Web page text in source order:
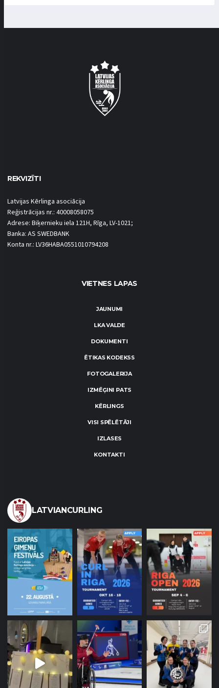
REKVIZĪTI
Latvijas Kērlinga asociācija
Reģistrācijas nr.: 40008058075
Adrese: Biķernieku iela 121H, Rīga, LV-1021;
Banka: AS SWEDBANK
Konta nr.: LV36HABA0551010794208
VIETNES LAPAS
JAUNUMI
LKA VALDE
DOKUMENTI
ĒTIKAS KODEKSS
FOTOGALERIJA
IZMĒĢINI PATS
KĒRLINGS
VISI SPĒLĒTĀJI
IZLASES
KONTAKTI
LATVIANCURLING